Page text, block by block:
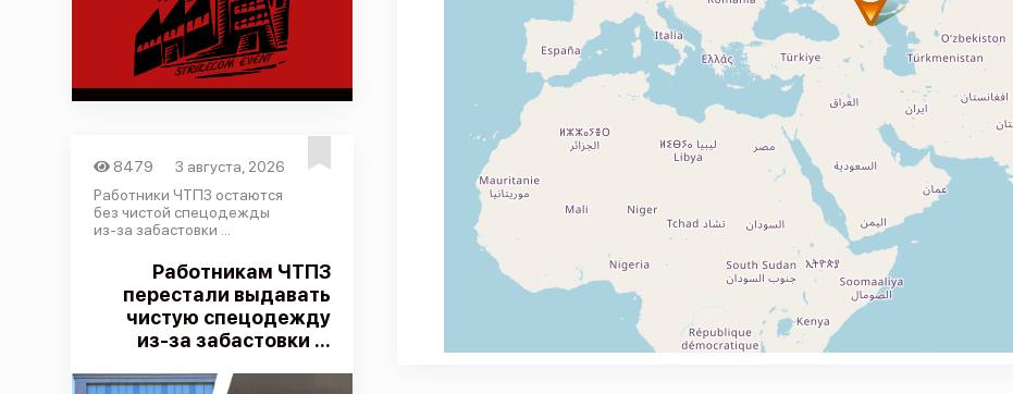
8479
3 августа, 2026
Работники ЧТПЗ остаются
без чистой спецодежды
из-за забастовки ...
Работникам ЧТПЗ
перестали выдавать
чистую спецодежду
из-за забастовки ...